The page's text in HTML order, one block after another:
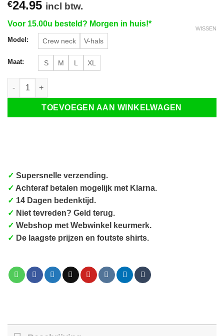
5op 5
opklant
waardering
€24.95 incl btw.
Voor 15.00u besteld? Morgen in huis!*
Model: Crew neck V-hals
Maat: S M L XL
WISSEN
DolFijn kattenshirt aantal
TOEVOEGEN AAN WINKELWAGEN
✓ Supersnelle verzending.
✓ Achteraf betalen mogelijk met Klarna.
✓ 14 Dagen bedenktijd.
✓ Niet tevreden? Geld terug.
✓ Webshop met Webwinkel keurmerk.
✓ De laagste prijzen en foutste shirts.